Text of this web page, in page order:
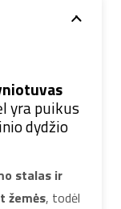
yra puikus
dydžio
stalas ir
žemės, todėl